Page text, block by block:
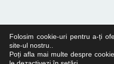
© Copyright 2024 LaBoutique. All
Folosim cookie-uri pentru a-ți
site-ul nostru..
Poți afla mai multe despre